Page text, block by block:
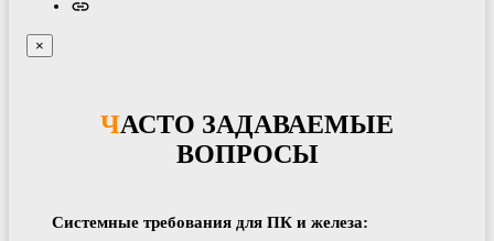
×
ЧАСТО ЗАДАВАЕМЫЕ
ВОПРОСЫ
Системные требования для ПК и железа: